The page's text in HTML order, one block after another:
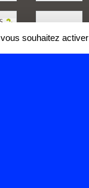
souhaitez activer